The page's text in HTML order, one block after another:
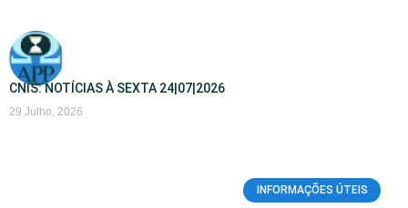
CNIS: NOTÍCIAS À SEXTA 24|07|2026
29 Julho, 2026
INFORMAÇÕES ÚTEIS